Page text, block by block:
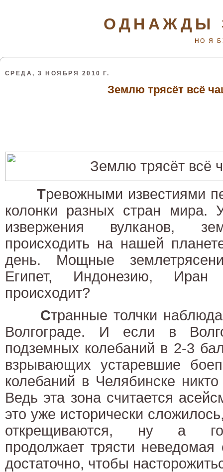
ОДНАЖДЫ
НО Я
СРЕДА, 3 НОЯБРЯ 2010 Г.
Землю трясёт всё
Тревожными известиями
колонки разных стран мира.
извержения вулканов,
происходить на нашей
день. Мощные
Египет, Индонезию,
происходит?
Странные толчки
Волгограде. И если в
подземных колебаний в 2-3
взрывающих устаревшие
колебаний в Челябинске
Ведь эта зона считается
это уже исторически
открещиваются, ну а
продолжает трясти
достаточно, чтобы